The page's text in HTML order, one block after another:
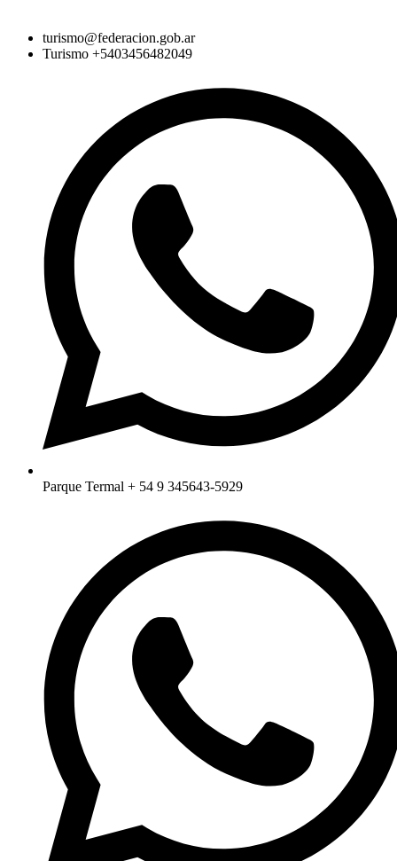
turismo@federacion.gob.ar
Turismo +5403456482049
Parque Termal + 54 9 345643-5929